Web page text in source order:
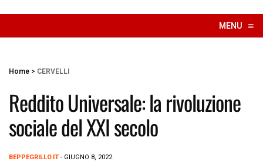
MENU ≡
☰
Home > CERVELLI
Reddito Universale: la rivoluzione
sociale del XXI secolo
BEPPEGRILLO.IT - GIUGNO 8, 2022